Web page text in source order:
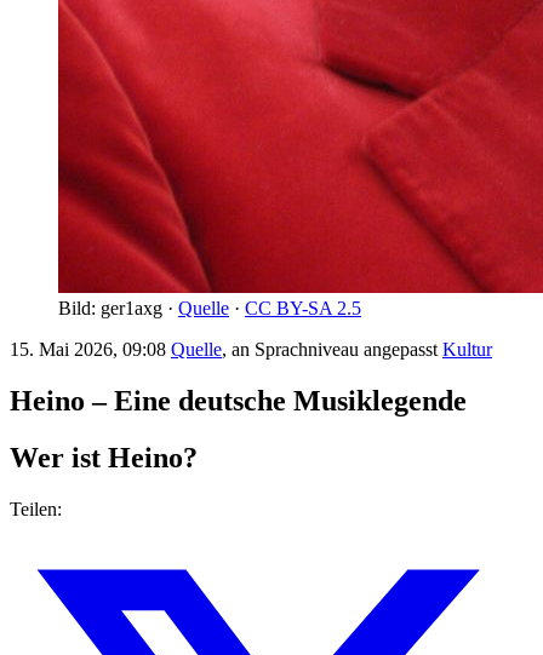
Bild: ger1axg · Quelle · CC BY-SA 2.5
15. Mai 2026, 09:08 Quelle, an Sprachniveau angepasst Kultur
Heino – Eine deutsche Musiklegende
Wer ist Heino?
Teilen: